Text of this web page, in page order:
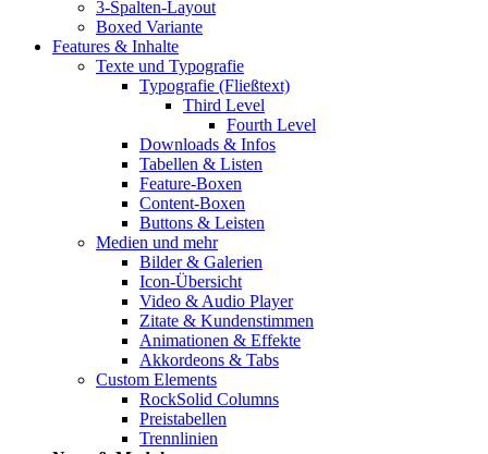
3-Spalten-Layout
Boxed Variante
Features & Inhalte
Texte und Typografie
Typografie (Fließtext)
Third Level
Fourth Level
Downloads & Infos
Tabellen & Listen
Feature-Boxen
Content-Boxen
Buttons & Leisten
Medien und mehr
Bilder & Galerien
Icon-Übersicht
Video & Audio Player
Zitate & Kundenstimmen
Animationen & Effekte
Akkordeons & Tabs
Custom Elements
RockSolid Columns
Preistabellen
Trennlinien